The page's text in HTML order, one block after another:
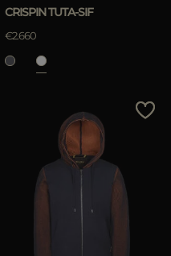
CRISPIN TUTA-SIF
€2.660